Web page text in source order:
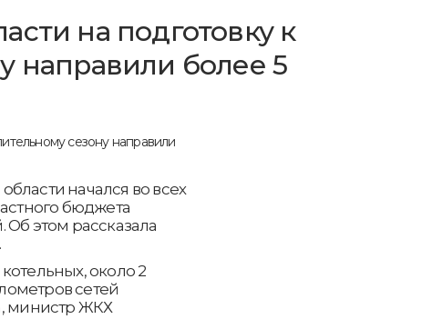
на подготовку к
направили более 5
начался во всех
бюджета
этом рассказала
около 2
сетей
министр ЖКХ